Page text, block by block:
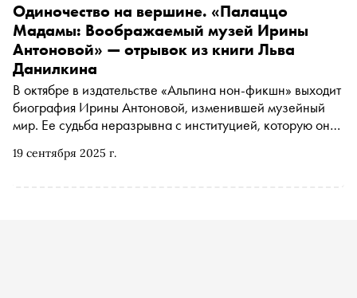
19 сентября 2025 г.
Одиночество на вершине. «Палаццо
Мадамы: Воображаемый музей Ирины
Антоновой» — отрывок из книги Льва
Данилкина
В октябре в издательстве «Альпина нон-фикшн» выходит
биография Ирины Антоновой, изменившей музейный
мир. Ее судьба неразрывна с институцией, которую она
изобразительных искусств имени Пушкина. «Сноб»